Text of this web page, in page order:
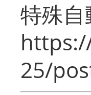
特殊自
25/